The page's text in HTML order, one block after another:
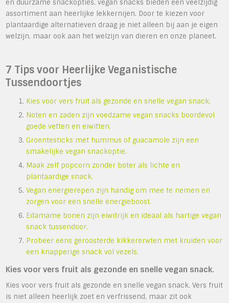
en duurzame snackopties, vegan snacks bieden een veelzijdig
assortiment aan heerlijke lekkernijen. Door te kiezen voor
plantaardige alternatieven draag je niet alleen bij aan je eigen
welzijn, maar ook aan het welzijn van dieren en onze planeet.
7 Tips voor Heerlijke Veganistische
Tussendoortjes
Kies voor vers fruit als gezonde en snelle vegan snack.
Noten en zaden zijn voedzame vegan snacks boordevol
goede vetten en eiwitten.
Groentesticks met hummus of guacamole zijn een
smakelijke vegan snackoptie.
Maak zelf popcorn zonder boter als lichte en
plantaardige snack.
Vegan energierepen zijn handig om mee te nemen en
zorgen voor een snelle energieboost.
Edamame bonen zijn eiwitrijk en ideaal als hartige vegan
snack tussendoor.
Probeer eens geroosterde kikkererwten met kruiden voor
een knapperige snack vol vezels.
Kies voor vers fruit als gezonde en snelle vegan snack.
Kies voor vers fruit als gezonde en snelle vegan snack. Vers fruit
is niet alleen heerlijk zoet en verfrissend, maar zit ook